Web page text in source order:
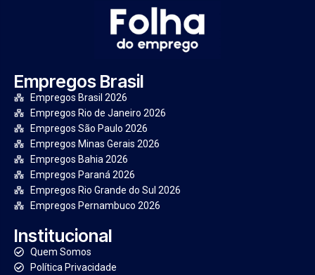
Empregos Brasil
Empregos Brasil 2026
Empregos Rio de Janeiro 2026
Empregos São Paulo 2026
Empregos Minas Gerais 2026
Empregos Bahia 2026
Empregos Paraná 2026
Empregos Rio Grande do Sul 2026
Empregos Pernambuco 2026
Institucional
Quem Somos
Política Privacidade